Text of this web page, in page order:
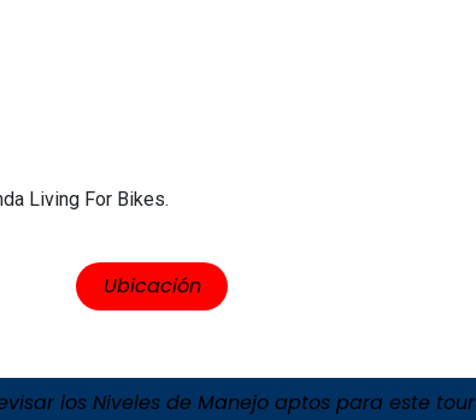
Living For Bikes.
​​Ubicación
los Niveles de Manejo aptos para este tour